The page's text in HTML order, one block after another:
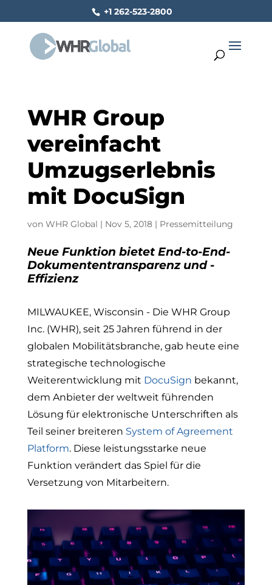
+1 262-523-2800
WHR Group
vereinfacht
Umzugserlebnis
mit DocuSign
von WHR Global | Nov 5, 2018| Pressemitteilung
Neue Funktion bietet End-to-End-
Dokumententransparenz und -
Effizienz
MILWAUKEE, Wisconsin - Die WHR Group
Inc. (WHR), seit 25 Jahren führend in der
globalen Mobilitätsbranche, gab heute eine
strategische technologische
Weiterentwicklung mit DocuSign bekannt,
dem Anbieter der weltweit führenden
Lösung für elektronische Unterschriften als
Teil seiner breiteren System of Agreement
Platform. Diese leistungsstarke neue
Funktion verändert das Spiel für die
Versetzung von Mitarbeitern.